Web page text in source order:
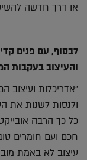
או דרך חדשה
לבסוף, עם פנים
והעיצוב בעקבות
"אדריכלות
ולנסות לשנות את
כל כך הרבה
חכם ועם חומרים
עיצוב לא באמת